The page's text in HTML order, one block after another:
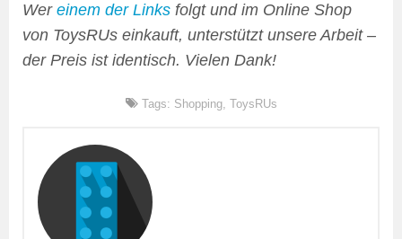
Wer einem der Links folgt und im Online Shop
von ToysRUs einkauft, unterstützt unsere Arbeit –
der Preis ist identisch. Vielen Dank!
Tags: Shopping, ToysRUs